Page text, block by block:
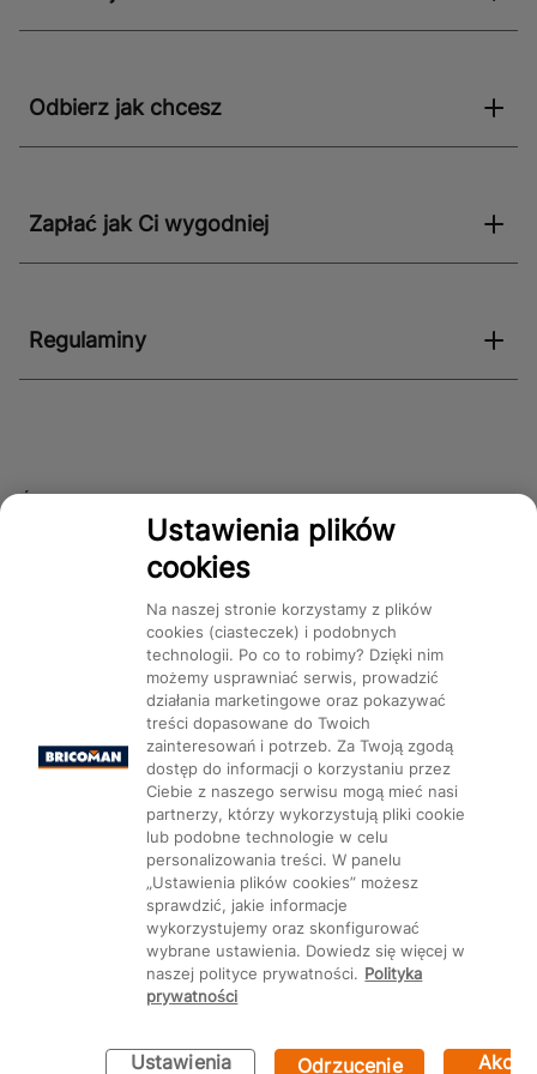
węglowy.
Odbierz jak chcesz
Zapłać jak Ci wygodniej
Regulaminy
Śledź nas!
Mapa Strony: Kategorie Produkty Marki CMS
Ustawienia plików cookie
Ustawienia plików
cookies
Na naszej stronie korzystamy z plików
cookies (ciasteczek) i podobnych
technologii. Po co to robimy? Dzięki nim
możemy usprawniać serwis, prowadzić
działania marketingowe oraz pokazywać
treści dopasowane do Twoich
zainteresowań i potrzeb. Za Twoją zgodą
dostęp do informacji o korzystaniu przez
Ciebie z naszego serwisu mogą mieć nasi
partnerzy, którzy wykorzystują pliki cookie
lub podobne technologie w celu
personalizowania treści. W panelu
„Ustawienia plików cookies” możesz
sprawdzić, jakie informacje
wykorzystujemy oraz skonfigurować
wybrane ustawienia. Dowiedz się więcej w
naszej polityce prywatności. Polityka
prywatności
Ustawienia Odrzucenie